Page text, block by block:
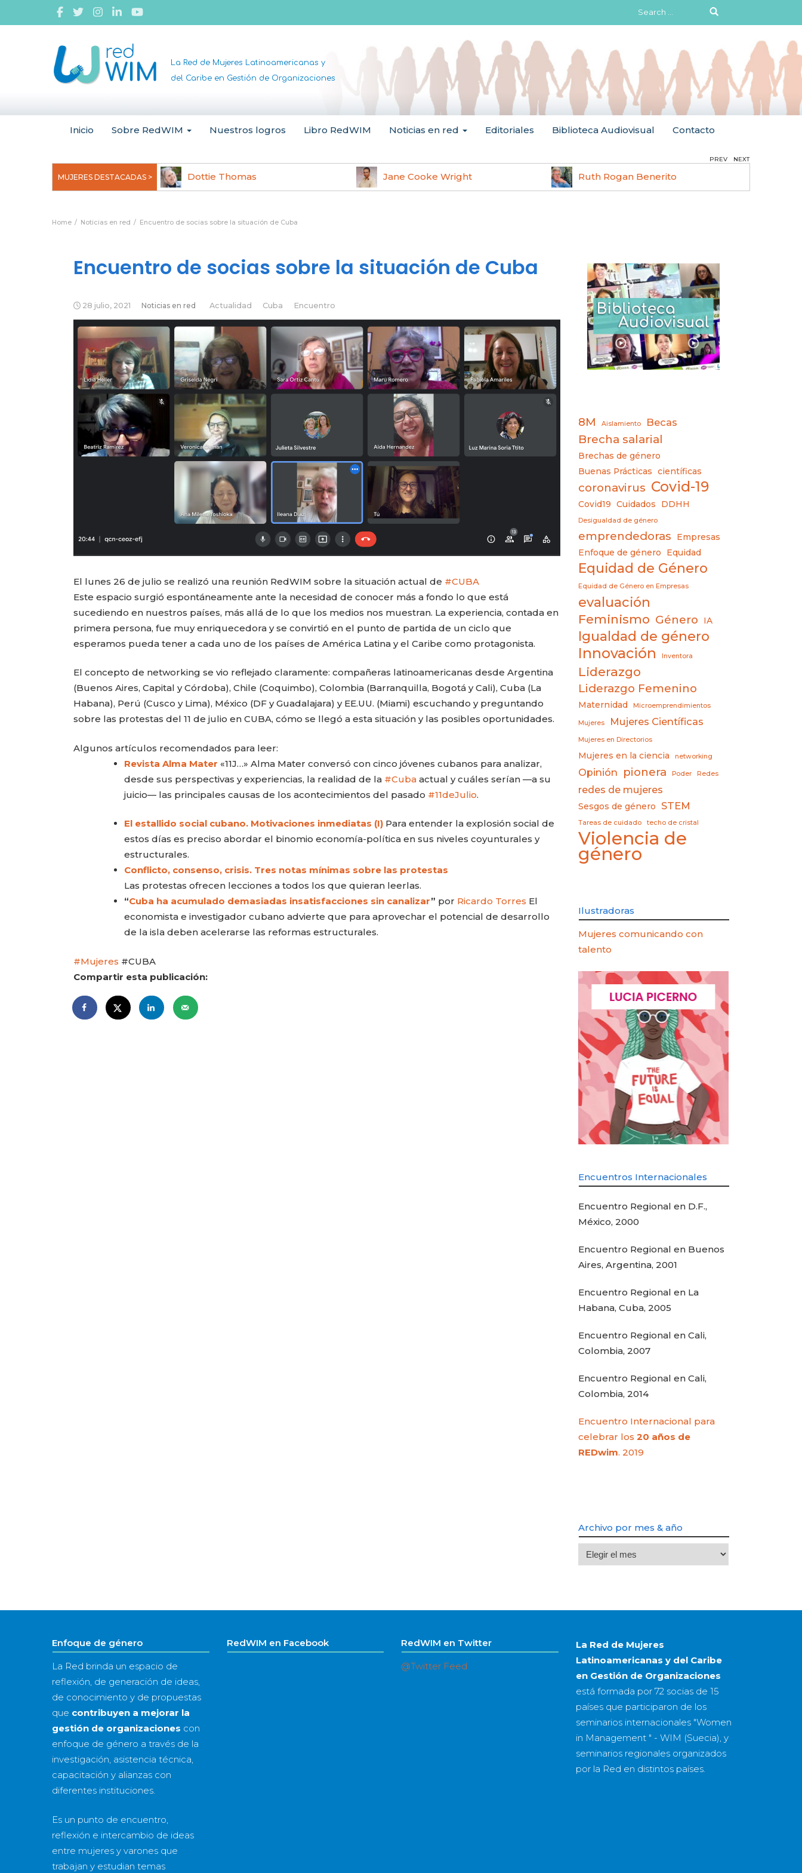
Search
for:
La Red de Mujeres Latinoamericanas y
del Caribe en Gestión de Organizaciones
Inicio Sobre RedWIM Nuestros logros Libro RedWIM Noticias en red Editoriales Biblioteca Audiovisual Contacto
MUJERES DESTACADAS >
Ruiz Robles Dottie Thomas Jane Cooke Wright Ruth Rogan Benerito
PREV NEXT
Home Noticias en red Encuentro de socias sobre la situación de Cuba
Encuentro de socias sobre la situación de Cuba
28 julio, 2021 Noticias en red Actualidad Cuba Encuentro
El lunes 26 de julio se realizó una reunión RedWIM sobre la situación actual de #CUBA
Este espacio surgió espontáneamente ante la necesidad de conocer más a fondo lo que está
sucediendo en nuestros países, más allá de lo que los medios nos muestran. La experiencia, contada en
primera persona, fue muy enriquecedora y se convirtió en el punto de partida de un ciclo que
esperamos pueda tener a cada uno de los países de América Latina y el Caribe como protagonista.
El concepto de networking se vio reflejado claramente: compañeras latinoamericanas desde Argentina
(Buenos Aires, Capital y Córdoba), Chile (Coquimbo), Colombia (Barranquilla, Bogotá y Cali), Cuba (La
Habana), Perú (Cusco y Lima), México (DF y Guadalajara) y EE.UU. (Miami) escuchando y preguntando
sobre las protestas del 11 de julio en CUBA, cómo se llegó a esta situación y las posibles oportunidades.
Algunos artículos recomendados para leer:
Revista Alma Mater «11J…» Alma Mater conversó con cinco jóvenes cubanos para analizar,
desde sus perspectivas y experiencias, la realidad de la #Cubaactual y cuáles serían —a su
juicio— las principales causas de los acontecimientos del pasado #11deJulio.
El estallido social cubano. Motivaciones inmediatas (I) Para entender la explosión social de
estos días es preciso abordar el binomio economía-política en sus niveles coyunturales y
estructurales.
Conflicto, consenso, crisis. Tres notas mínimas sobre las protestas
Las protestas ofrecen lecciones a todos los que quieran leerlas.
“Cuba ha acumulado demasiadas insatisfacciones sin canalizar” por Ricardo Torres El
economista e investigador cubano advierte que para aprovechar el potencial de desarrollo
de la isla deben acelerarse las reformas estructurales.
#Mujeres #CUBA
Compartir esta publicación:
8M Aislamiento Becas
Brecha salarial
Brechas de género
Buenas Prácticas
científicas
coronavirus Covid-19
Covid19 Cuidados DDHH
Desigualdad de género
emprendedoras
Empresas
Enfoque de género
Equidad
Equidad de Género
Equidad de Género en Empresas
evaluación
Feminismo Género IA
Igualdad de género
Innovación Inventora
Liderazgo
Liderazgo Femenino
Maternidad Microemprendimientos
Mujeres Mujeres Científicas
Mujeres en Directorios
Mujeres en la ciencia networking
Opinión pionera Poder Redes
redes de mujeres
Sesgos de género STEM
Tareas de cuidado techo de cristal
Violencia de
género
Ilustradoras
Mujeres comunicando con
talento
CARLA PILLA LUCIA PICERNO
Encuentros Internacionales
Encuentro Regional en D.F.,
México, 2000
Encuentro Regional en Buenos
Aires, Argentina, 2001
Encuentro Regional en La
Habana, Cuba, 2005
Encuentro Regional en Cali,
Colombia, 2007
Encuentro Regional en Cali,
Colombia, 2014
Encuentro Internacional para
celebrar los20 años de
REDwim. 2019
Archivo por mes & año
Archivo
por
año
Enfoque de género
La Red brinda un espacio de
reflexión, de generación de ideas,
de conocimiento y de propuestas
que contribuyen a mejorar la
gestión de organizaciones con
enfoque de género a través de la
investigación, asistencia técnica,
capacitación y alianzas con
diferentes instituciones.
Es un punto de encuentro,
reflexión e intercambio de ideas
entre mujeres y varones que
trabajan y estudian temas
RedWIM en Facebook RedWIM en Twitter
@Twitter Feed
La Red de Mujeres
Latinoamericanas y del Caribe
en Gestión de Organizaciones
está formada por 72 sociasde 15
paísesque participaron de los
seminarios internacionales "Women
in Management " - WIM (Suecia), y
seminarios regionales organizados
por la Red en distintos países.